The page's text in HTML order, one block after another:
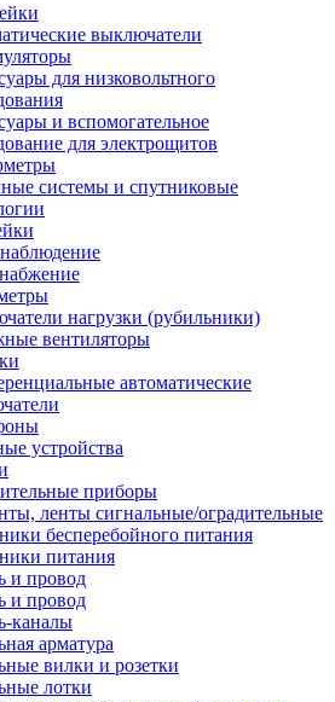
выключатели
для низковольтного
и вспомогательное
для электрощитов
системы и спутниковые
нагрузки (рубильники)
вентиляторы
автоматические
устройства
приборы
ленты сигнальные/оградительные
бесперебойного питания
питания
и провод
и провод
каналы
арматура
вилки и розетки
лотки